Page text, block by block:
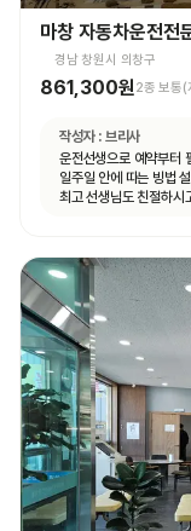
마창 자동차운전전
경남 창원시 의창구
861,300원 2종 보통(
작성자 : 브리사
운전선생으로 예약부터
일주일 안에 따는 빙법
최고 선생님도 친절하시